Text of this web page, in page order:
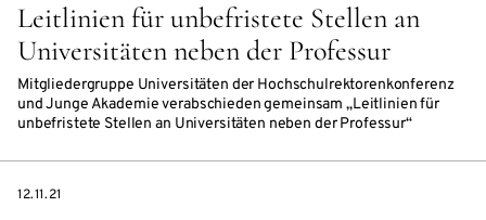
Leitlinien für unbefristete Stellen an
Universitäten neben der Professur
Mitgliedergruppe Universitäten der Hochschulrektorenkonferenz
und Junge Akademie verabschieden gemeinsam „Leitlinien für
unbefristete Stellen an Universitäten neben der Professur“
DATE
12.11.21